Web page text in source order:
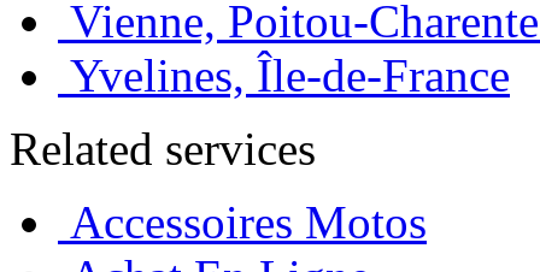
Vienne, Poitou-
Yvelines, Île-de-France
Related services
Accessoires Motos